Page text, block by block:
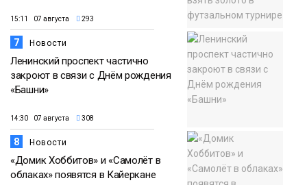
15:11 07 августа 293
7 Новости
Ленинский проспект частично
закроют в связи с Днём рождения
«Башни»
14:30 07 августа 308
8 Новости
«Домик Хоббитов» и «Самолёт в
облаках» появятся в Кайеркане